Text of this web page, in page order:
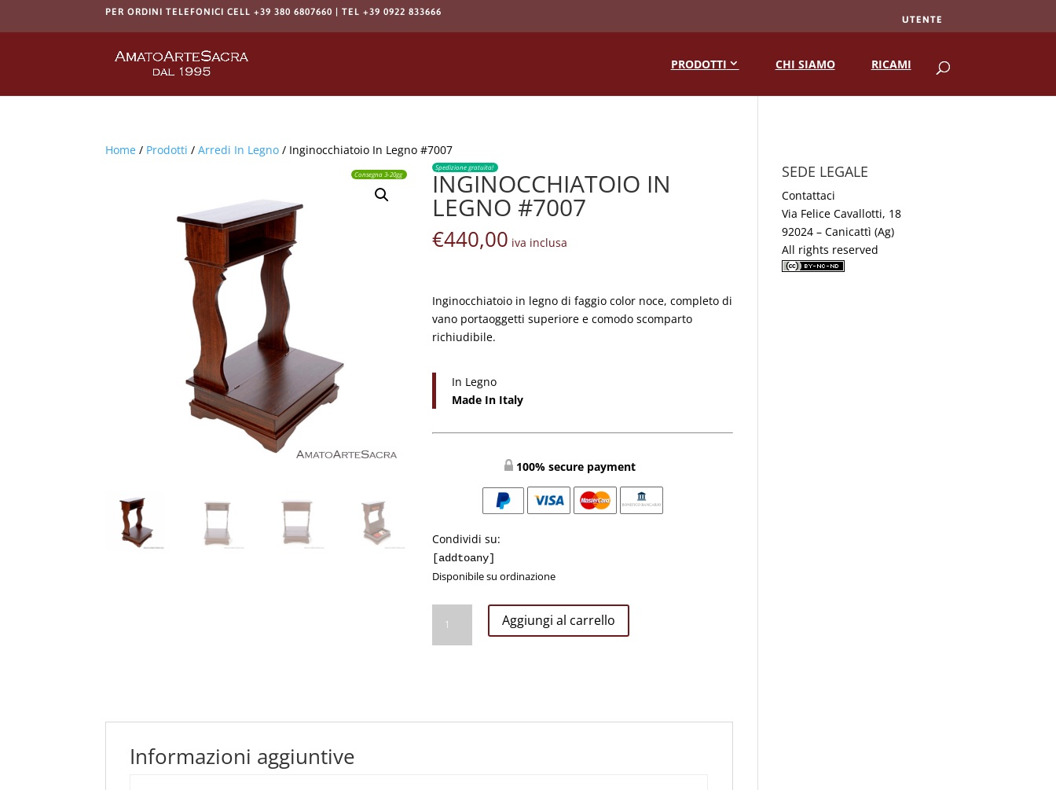
PER ORDINI TELEFONICI CELL +39 380 6807660 | TEL +39 0922 833666
UTENTE
PRODOTTI CHI SIAMO RICAMI
Products
Home / Prodotti /Arredi In Legno / Inginocchiatoio In Legno #7007
Consegna 3-20gg
Spedizione gratuita!
INGINOCCHIATOIO IN
LEGNO #7007
€440,00 iva inclusa
Inginocchiatoio in legno di faggio color noce, completo di
vano portaoggetti superiore e comodo scomparto
richiudibile.
In Legno
Made In Italy
100% secure payment
Condividi su:
[addtoany]
Disponibile su ordinazione
Inginocchiatoio
Legno
Aggiungi al carrello
Informazioni aggiuntive
SEDE LEGALE
Contattaci
Via Felice Cavallotti, 18
92024 – Canicattì (Ag)
All rights reserved